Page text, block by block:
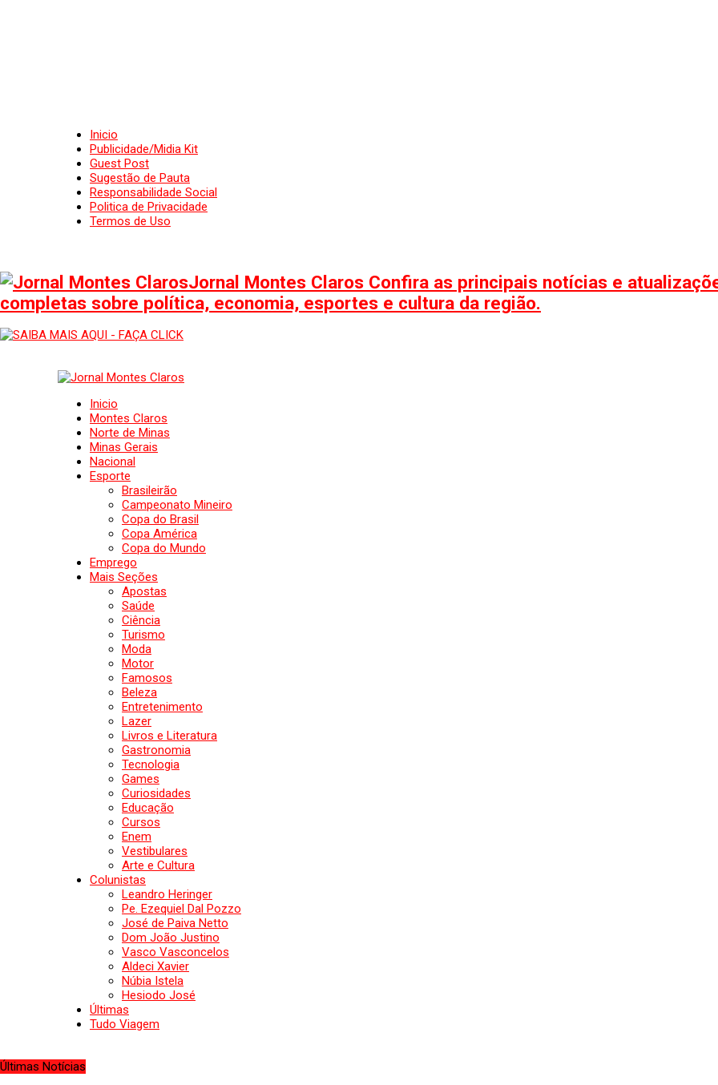
Inicio
Publicidade/Midia Kit
Guest Post
Sugestão de Pauta
Responsabilidade Social
Politica de Privacidade
Termos de Uso
Jornal Montes Claros Confira as principais notícias e
completas sobre política, economia, esportes e cultura da região.
Inicio
Montes Claros
Norte de Minas
Minas Gerais
Nacional
Esporte
Brasileirão
Campeonato Mineiro
Copa do Brasil
Copa América
Copa do Mundo
Emprego
Mais Seções
Apostas
Saúde
Ciência
Turismo
Moda
Motor
Famosos
Beleza
Entretenimento
Lazer
Livros e Literatura
Gastronomia
Tecnologia
Games
Curiosidades
Educação
Cursos
Enem
Vestibulares
Arte e Cultura
Colunistas
Leandro Heringer
Pe. Ezequiel Dal Pozzo
José de Paiva Netto
Dom João Justino
Vasco Vasconcelos
Aldeci Xavier
Núbia Istela
Hesiodo José
Últimas
Tudo Viagem
Últimas Notícias